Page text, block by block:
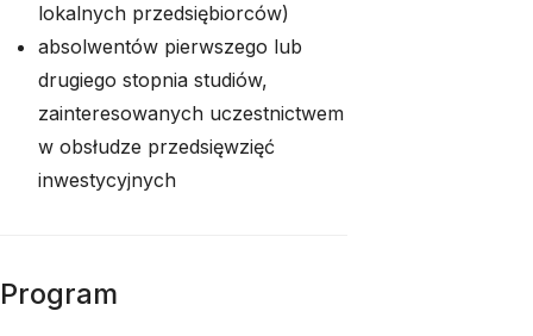
lokalnych przedsiębiorców)
absolwentów pierwszego lub
drugiego stopnia studiów,
zainteresowanych uczestnictwem
w obsłudze przedsięwzięć
inwestycyjnych
Program